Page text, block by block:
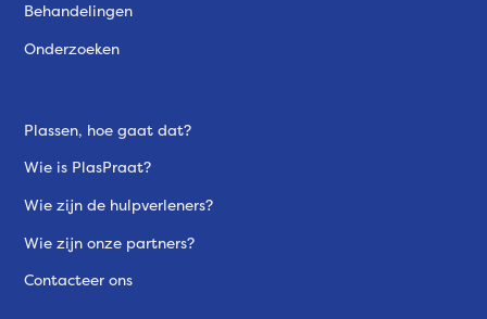
Behandelingen
Onderzoeken
Plassen, hoe gaat dat?
Wie is PlasPraat?
Wie zijn de hulpverleners?
Wie zijn onze partners?
Contacteer ons